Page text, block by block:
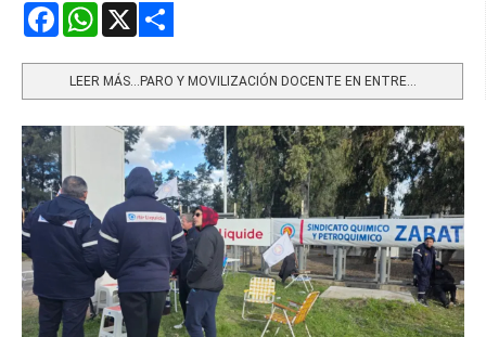
FacebookWhatsApp
LEER MÁS…PARO Y MOVILIZACIÓN DOCENTE EN ENTRE...